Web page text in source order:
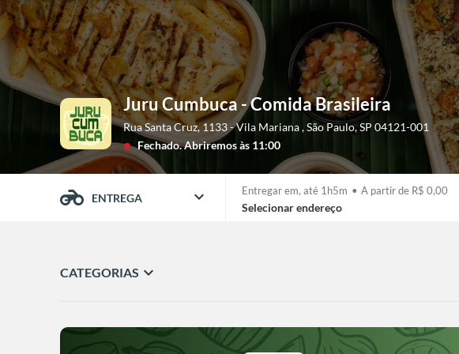
Juru Cumbuca - Comida Brasileira
Rua Santa Cruz, 1133 - Vila Mariana,São Paulo,SP 04121-001
lens Fechado.Abriremos às 11:00
ENTREGA expand_more Entregar em, até 1h5m • A partir de R$ 0,00
Selecionar endereço
CATEGORIAS expand_more